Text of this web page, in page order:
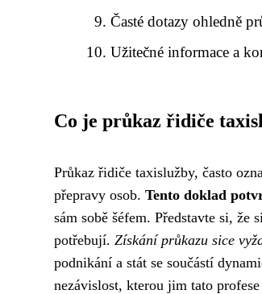
Časté dotazy ohledně
Užitečné informace a
Co je průkaz řidiče
Průkaz řidiče taxislužby, často
přepravy osob. Tento doklad
sám sobě šéfem. Představte si, že
potřebují. Získání průkazu sice
podnikání a stát se součástí
nezávislost, kterou jim tato